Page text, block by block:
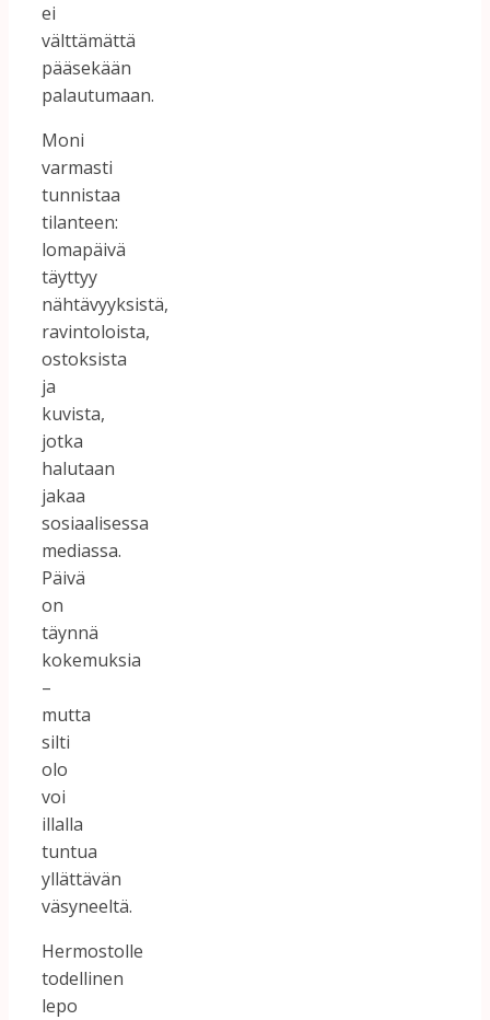
ei
välttämättä
pääsekään
palautumaan.
Moni
varmasti
tunnistaa
tilanteen:
lomapäivä
täyttyy
nähtävyyksistä,
ravintoloista,
ostoksista
ja
kuvista,
jotka
halutaan
jakaa
sosiaalisessa
mediassa.
Päivä
on
täynnä
kokemuksia
–
mutta
silti
olo
voi
illalla
tuntua
yllättävän
väsyneeltä.
Hermostolle
todellinen
lepo